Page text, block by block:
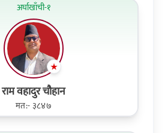
अर्घाखाँची-१
राम वहादुर चौहान
मत:- ३८४७